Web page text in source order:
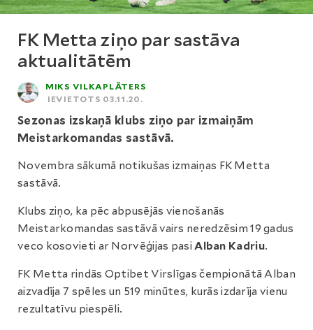
FK Metta ziņo par sastāva
aktualitātēm
MIKS VILKAPLĀTERS
IEVIETOTS 03.11.20.
Sezonas izskaņā klubs ziņo par izmaiņām
Meistarkomandas sastāvā.
Novembra sākumā notikušas izmaiņas FK Metta
sastāvā.
Klubs ziņo, ka pēc abpusējās vienošanās
Meistarkomandas sastāvā vairs neredzēsim 19 gadus
veco kosovieti ar Norvēģijas pasiAlban Kadriu.
FK Metta rindās Optibet Virslīgas čempionātā Alban
aizvadīja 7 spēles un 519 minūtes, kurās izdarīja vienu
rezultatīvu piespēli.